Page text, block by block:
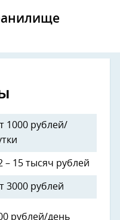
1000 рублей/
– 15 тысяч рублей
3000 рублей
рублей/день